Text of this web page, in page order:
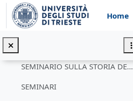
Vai al contenuto principale
Home
Minimizza
SEMINARIO SULLA STORIA DELLA CHIESA
SEMINARI